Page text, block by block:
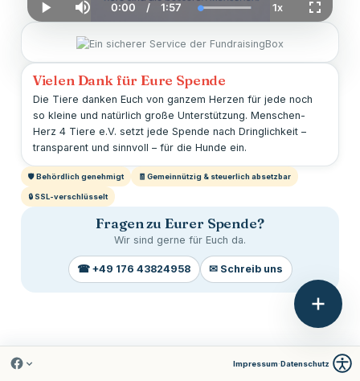
Impressum·Datenschutz
Play Mute
Current
Time
0:00 / Duration
1:57 Loaded
100.00%
1xPlayback
Rate
Vielen Dank für Eure Spende
Die Tiere danken Euch von ganzem Herzen für jede noch
so kleine und natürlich große Unterstützung. Menschen-
Herz 4 Tiere e.V. setzt jede Spende nach Dringlichkeit –
transparent und sinnvoll – für die Hunde ein.
🛡️ Behördlich genehmigt 🧾 Gemeinnützig & steuerlich absetzbar
🔒 SSL-verschlüsselt
Fragen zu Eurer Spende?
Wir sind gerne für Euch da.
☎ +49 176 43824958 ✉ Schreib uns